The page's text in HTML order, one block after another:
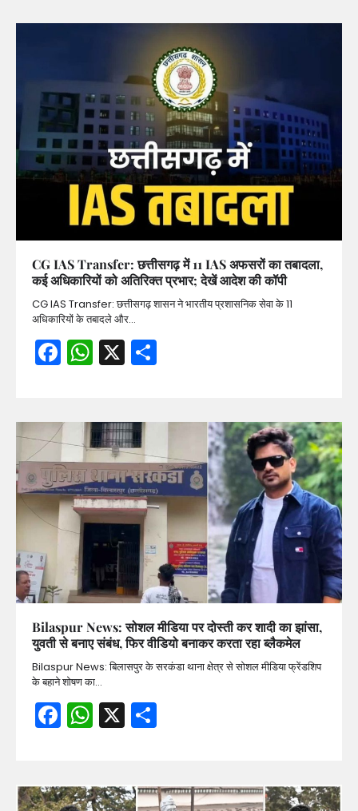
CG IAS Transfer: छत्तीसगढ़ में 11 IAS अफसरों का तबादला,
कई अधिकारियों को अतिरिक्त प्रभार; देखें आदेश की कॉपी
CG IAS Transfer: छत्तीसगढ़ शासन ने भारतीय प्रशासनिक सेवा के 11
अधिकारियों के तबादले और…
Facebook
WhatsApp
X
Bilaspur News: सोशल मीडिया पर दोस्ती कर शादी का झांसा,
युवती से बनाए संबंध, फिर वीडियो बनाकर करता रहा ब्लैकमेल
Bilaspur News: बिलासपुर के सरकंडा थाना क्षेत्र से सोशल मीडिया फ्रेंडशिप
के बहाने शोषण का…
Facebook
WhatsApp
X